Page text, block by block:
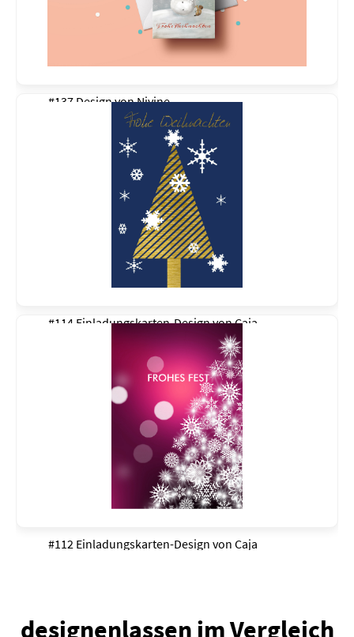
#137 Design vonNivine
#114 Einladungskarten-Design vonCaja
#112 Einladungskarten-Design von Caja
designenlassen im Vergleich